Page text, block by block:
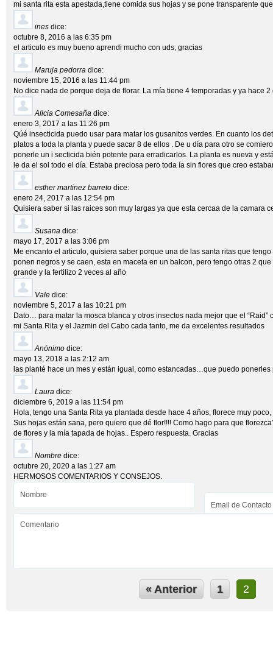
mi santa rita esta apestada,tiene comida sus hojas y se pone transparente
ines dice:
octubre 8, 2016 a las 6:35 pm
el articulo es muy bueno aprendi mucho con uds, gracias
Maruja pedorra dice:
noviembre 15, 2016 a las 11:44 pm
No dice nada de porque deja de florar. La mía tiene 4 temporadas y ya hace
Alicia Comesaña dice:
enero 3, 2017 a las 11:26 pm
Qúé insecticida puedo usar para matar los gusanitos verdes. En cuanto los
platos a toda la planta y puede sacar 8 de ellos . De u día para otro se
ponerle un i secticida bién potente para erradicarlos. La planta es nueva y
le da el sol todo el día. Estaba preciosa pero toda ía sin flores que creo
esther martinez barreto dice:
enero 24, 2017 a las 12:54 pm
Quisiera saber si las raices son muy largas ya que esta cercaa de la camara
Susana dice:
mayo 17, 2017 a las 3:06 pm
Me encanto el articulo, quisiera saber porque una de las santa ritas que
ponen negros y se caen, esta en maceta en un balcon, pero tengo otras 2
grande y la fertilizo 2 veces al año
Vale dice:
noviembre 5, 2017 a las 10:21 pm
Dato… para matar la mosca blanca y otros insectos nada mejor que el “Raid”
mi Santa Rita y el Jazmin del Cabo cada tanto, me da excelentes resultados
Anónimo dice:
mayo 13, 2018 a las 2:12 am
las planté hace un mes y están igual, como estancadas…que puedo
Laura dice:
diciembre 6, 2019 a las 11:54 pm
Hola, tengo una Santa Rita ya plantada desde hace 4 años, florece muy
Sus hojas están sana, pero quiero que dé flor!!!! Como hago para que
de flores y la mía tapada de hojas.. Espero respuesta. Gracias
Nombre dice:
octubre 20, 2020 a las 1:27 am
HERMOSOS COMENTARIOS Y CONSEJOS.
« Anterior 1 2